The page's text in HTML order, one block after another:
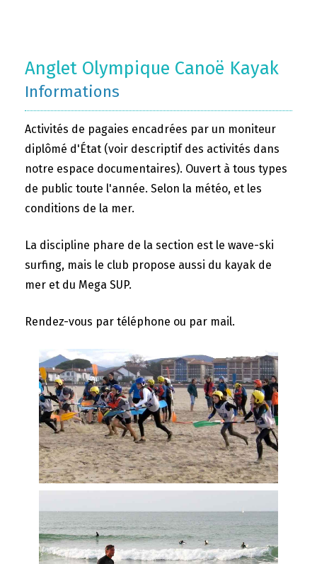
Anglet Olympique Canoë Kayak
Informations
Activités de pagaies encadrées par un moniteur
diplômé d'État (voir descriptif des activités dans
notre espace documentaires). Ouvert à tous types
de public toute l'année. Selon la météo, et les
conditions de la mer.
La discipline phare de la section est le wave-ski
surfing, mais le club propose aussi du kayak de
mer et du Mega SUP.
Rendez-vous par téléphone ou par mail.